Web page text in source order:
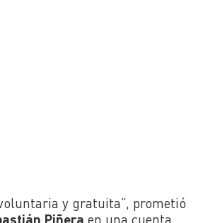
y gratuita”, prometió
Piñera en una cuenta